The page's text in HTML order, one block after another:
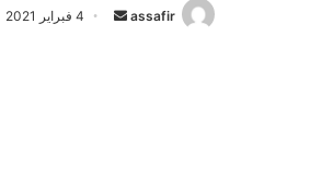
assafir
أرسل 4 فبراير 2021